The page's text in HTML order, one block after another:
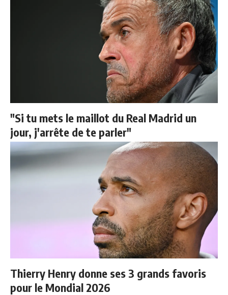
"Si tu mets le maillot du Real Madrid un
jour, j'arrête de te parler"
Thierry Henry donne ses 3 grands favoris
pour le Mondial 2026